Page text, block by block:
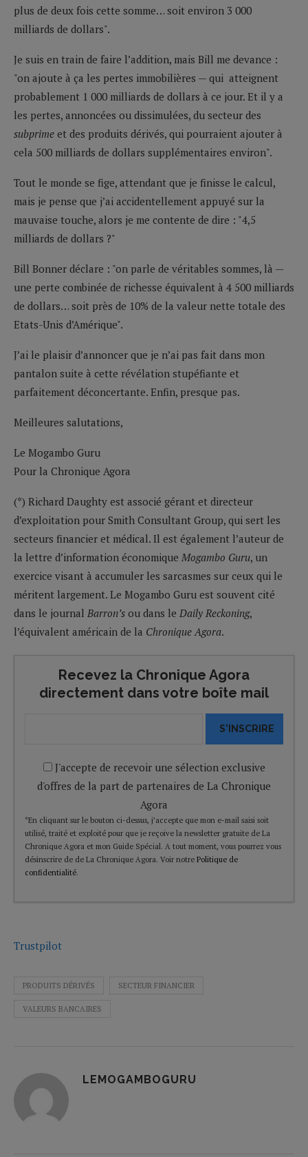
plus de deux fois cette somme… soit environ 3 000
milliards de dollars".
Je suis en train de faire l’addition, mais Bill me devance :
"on ajoute à ça les pertes immobilières — qui atteignent
probablement 1 000 milliards de dollars à ce jour. Et il y a
les pertes, annoncées ou dissimulées, du secteur des
subprime et des produits dérivés, qui pourraient ajouter à
cela 500 milliards de dollars supplémentaires environ".
Tout le monde se fige, attendant que je finisse le calcul,
mais je pense que j’ai accidentellement appuyé sur la
mauvaise touche, alors je me contente de dire : "4,5
milliards de dollars ?"
Bill Bonner déclare : "on parle de véritables sommes, là —
une perte combinée de richesse équivalent à 4 500 milliards
de dollars… soit près de 10% de la valeur nette totale des
Etats-Unis d’Amérique".
J’ai le plaisir d’annoncer que je n’ai pas fait dans mon
pantalon suite à cette révélation stupéfiante et
parfaitement déconcertante. Enfin, presque pas.
Meilleures salutations,
Le Mogambo Guru
Pour la Chronique Agora
(*) Richard Daughty est associé gérant et directeur
d’exploitation pour Smith Consultant Group, qui sert les
secteurs financier et médical. Il est également l’auteur de
la lettre d’information économique Mogambo Guru, un
exercice visant à accumuler les sarcasmes sur ceux qui le
méritent largement. Le Mogambo Guru est souvent cité
dans le journal Barron’s ou dans le Daily Reckoning,
l’équivalent américain de la Chronique Agora.
Recevez la Chronique Agora
directement dans votre boîte mail
S'INSCRIRE
J'accepte de recevoir une sélection exclusive
d'offres de la part de partenaires de La Chronique
Agora
*En cliquant sur le bouton ci-dessus, j’accepte que mon e-mail saisi soit
utilisé, traité et exploité pour que je reçoive la newsletter gratuite de La
Chronique Agora et mon Guide Spécial. A tout moment, vous pourrez vous
désinscrire de de La Chronique Agora. Voir notre Politique de
confidentialité.
Trustpilot
PRODUITS DÉRIVÉS SECTEUR FINANCIER
VALEURS BANCAIRES
LEMOGAMBOGURU